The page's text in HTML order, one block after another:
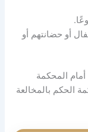
أو حضانتهم أو
أمام المحكمة
الحكم بالمخالعة